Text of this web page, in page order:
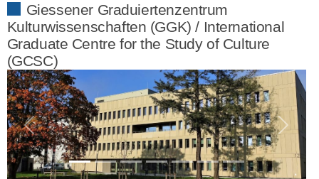
Giessener Graduiertenzentrum
Kulturwissenschaften (GGK) / International
Graduate Centre for the Study of Culture
(GCSC)
Previous Next